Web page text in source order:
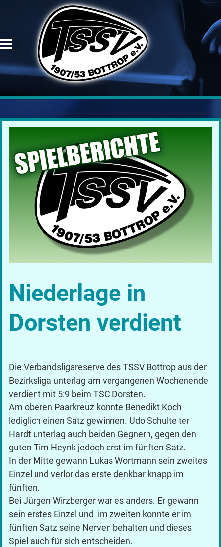
Niederlage in
Dorsten verdient
Die Verbandsligareserve des TSSV Bottrop aus der
Bezirksliga unterlag am vergangenen Wochenende
verdient mit 5:9 beim TSC Dorsten.
Am oberen Paarkreuz konnte Benedikt Koch
lediglich einen Satz gewinnen. Udo Schulte ter
Hardt unterlag auch beiden Gegnern, gegen den
guten Tim Heynk jedoch erst im fünften Satz.
In der Mitte gewann Lukas Wortmann sein zweites
Einzel und verlor das erste denkbar knapp im
fünften.
Bei Jürgen Wirzberger war es anders. Er gewann
sein erstes Einzel und im zweiten konnte er im
fünften Satz seine Nerven behalten und dieses
Spiel auch für sich entscheiden.